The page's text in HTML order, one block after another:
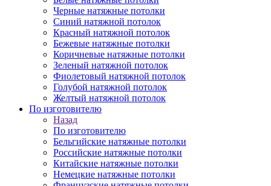
Черные натяжные потолки
Синий натяжной потолок
Красный натяжной потолок
Бежевые натяжные потолки
Коричневые натяжные потолки
Зеленый натяжной потолок
Фиолетовый натяжной потолок
Голубой натяжной потолок
Желтый натяжной потолок
По изготовителю
Назад
По изготовителю
Бельгийские натяжные потолки
Российские натяжные потолки
Китайские натяжные потолки
Немецкие натяжные потолки